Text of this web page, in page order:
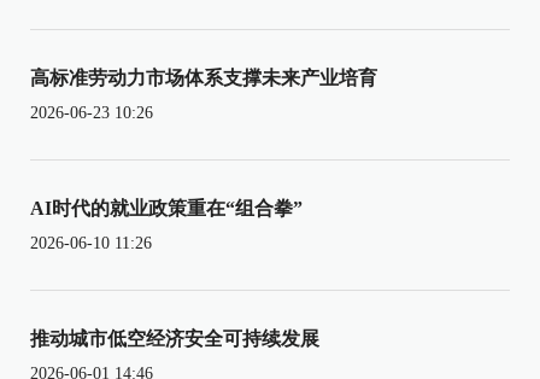
高标准劳动力市场体系支撑未来产业培育
2026-06-23 10:26
AI时代的就业政策重在“组合拳”
2026-06-10 11:26
推动城市低空经济安全可持续发展
2026-06-01 14:46